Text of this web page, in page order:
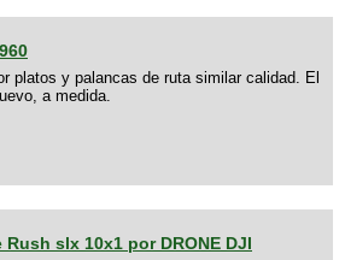
platos y palancas de ruta similar calidad. El
a medida.
slx 10x1 por DRONE DJI